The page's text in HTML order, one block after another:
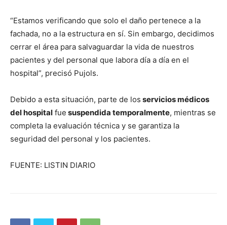
“Estamos verificando que solo el daño pertenece a la
fachada, no a la estructura en sí. Sin embargo, decidimos
cerrar el área para salvaguardar la vida de nuestros
pacientes y del personal que labora día a día en el
hospital”, precisó Pujols.
Debido a esta situación, parte de los servicios médicos
del hospital fue suspendida temporalmente, mientras se
completa la evaluación técnica y se garantiza la
seguridad del personal y los pacientes.
FUENTE: LISTIN DIARIO